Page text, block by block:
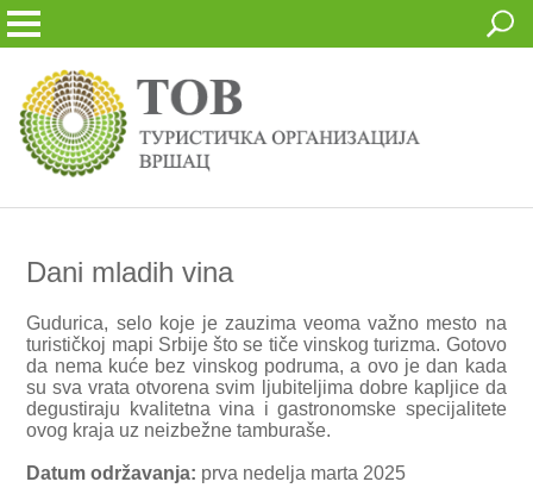
Dani mladih vina
Gudurica, selo koje je zauzima veoma važno mesto na
turističkoj mapi Srbije što se tiče vinskog turizma. Gotovo
da nema kuće bez vinskog podruma, a ovo je dan kada
su sva vrata otvorena svim ljubiteljima dobre kapljice da
degustiraju kvalitetna vina i gastronomske specijalitete
ovog kraja uz neizbežne tamburaše.
Datum održavanja: prva nedelja marta 2025